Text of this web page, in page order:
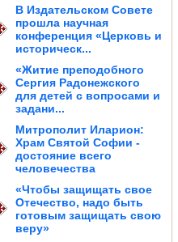
В Издательском Совете
прошла научная
конференция «Церковь и
историческ...
«Житие преподобного
Сергия Радонежского
для детей с вопросами и
задани...
Митрополит Иларион:
Храм Святой Софии -
достояние всего
человечества
«Чтобы защищать свое
Отечество, надо быть
готовым защищать свою
веру»